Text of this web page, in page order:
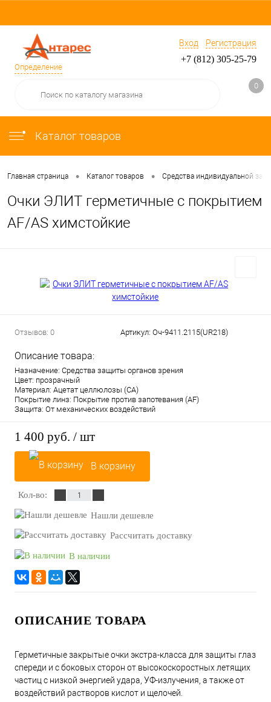
Определение
Вход Регистрация
+7 (812) 305-25-79
0
Каталог товаров
Главная страница • Каталог товаров • Средства индивидуальной
Очки ЭЛИТ герметичные c покрытием
AF/AS химстойкие
Отзывов: 0 Артикул: Оч-9411.2115(UR218)
Описание товара:
Назначение: Средства защиты органов зрения
Цвет: прозрачный
Материал: Ацетат целлюлозы (СА)
Покрытие линз: Покрытие против запотевания (AF)
Защита: От механических воздействий
1 400 руб. / шт
В корзину
Кол-во:
Нашли дешевле
Рассчитать доставку
В наличии
ОПИСАНИЕ ТОВАРА
Герметичные закрытые очки экстра-класса для защиты глаз
спереди и с боковых сторон от высокоскоростных летящих
частиц с низкой энергией удара, УФ-излучения, а также от
воздействий растворов кислот и щелочей.